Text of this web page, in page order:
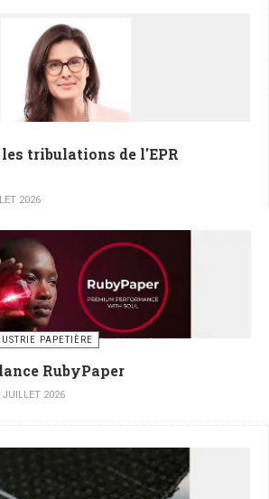
tribulations de l'EPR
2026
PAPETIÈRE
RubyPaper
JUILLET 2026